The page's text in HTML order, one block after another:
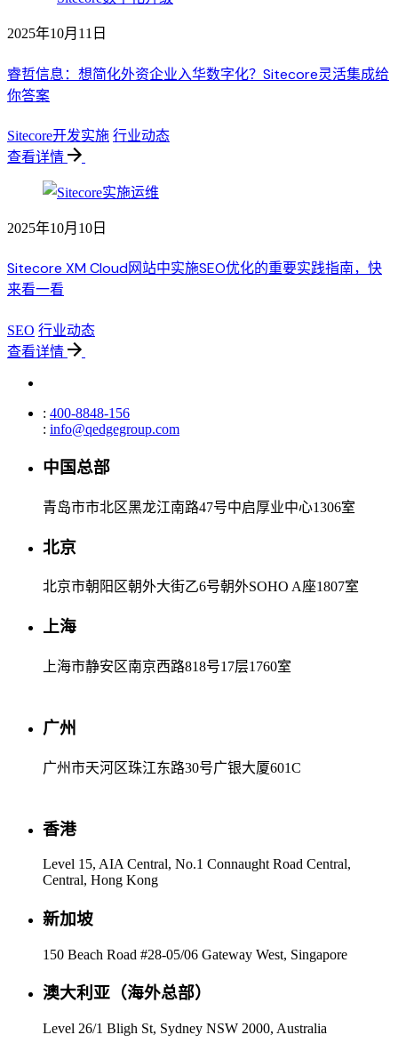
2025年10月11日
睿哲信息：想简化外资企业入华数字化？Sitecore灵活集成给
你答案
Sitecore开发实施 行业动态
查看详情
2025年10月10日
Sitecore XM Cloud网站中实施SEO优化的重要实践指南，快
来看一看
SEO 行业动态
查看详情
: 400-8848-156
: info@qedgegroup.com
中国总部
青岛市市北区黑龙江南路47号中启厚业中心1306室
北京
北京市朝阳区朝外大街乙6号朝外SOHO A座1807室
上海
上海市静安区南京西路818号17层1760室
广州
广州市天河区珠江东路30号广银大厦601C
香港
Level 15, AIA Central, No.1 Connaught Road Central,
Central, Hong Kong
新加坡
150 Beach Road #28-05/06 Gateway West, Singapore
澳大利亚（海外总部）
Level 26/1 Bligh St, Sydney NSW 2000, Australia